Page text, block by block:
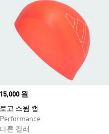
Price
15,000 원
로고 스윔 캡
Performance
다른 컬러